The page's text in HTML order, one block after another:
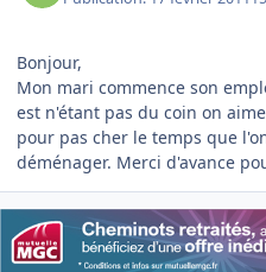
Bonjour,
Mon mari commence son
est n'étant pas du coin on
pour pas cher le temps que
déménager. Merci d'avance